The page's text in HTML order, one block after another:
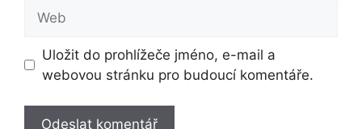
Uložit do prohlížeče jméno, e-mail a
webovou stránku pro budoucí komentáře.